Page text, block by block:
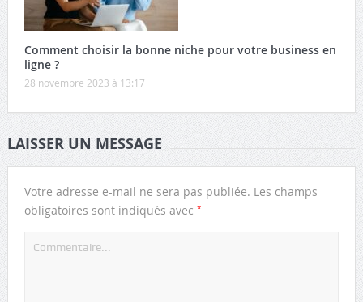
Comment choisir la bonne niche pour votre business en
ligne ?
28 novembre 2023 à 13:17
LAISSER UN MESSAGE
Votre adresse e-mail ne sera pas publiée. Les champs
obligatoires sont indiqués avec *